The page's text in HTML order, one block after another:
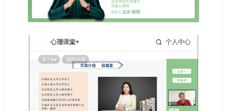
沟通，直播热度超过7万。